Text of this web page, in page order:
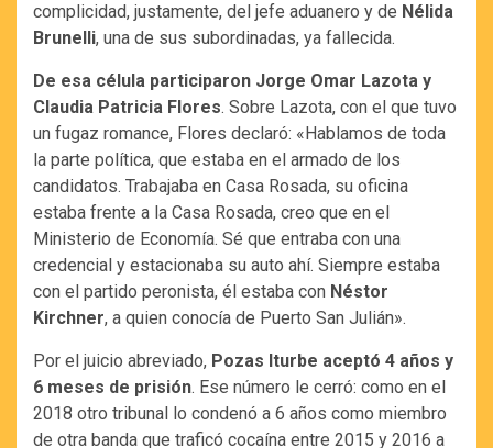
complicidad, justamente, del jefe aduanero y de Nélida
Brunelli, una de sus subordinadas, ya fallecida.
De esa célula participaron Jorge Omar Lazota y
Claudia Patricia Flores. Sobre Lazota, con el que tuvo
un fugaz romance, Flores declaró: «Hablamos de toda
la parte política, que estaba en el armado de los
candidatos. Trabajaba en Casa Rosada, su oficina
estaba frente a la Casa Rosada, creo que en el
Ministerio de Economía. Sé que entraba con una
credencial y estacionaba su auto ahí. Siempre estaba
con el partido peronista, él estaba con Néstor
Kirchner, a quien conocía de Puerto San Julián».
Por el juicio abreviado, Pozas Iturbe aceptó 4 años y
6 meses de prisión. Ese número le cerró: como en el
2018 otro tribunal lo condenó a 6 años como miembro
de otra banda que traficó cocaína entre 2015 y 2016 a